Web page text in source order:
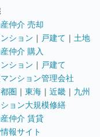
仲介 売却
ション ｜ 戸建て ｜ 土地
仲介 購入
ション ｜ 戸建て
ンション管理会社
圏 ｜ 東海 ｜ 近畿 ｜ 九州
ョン大規模修繕
仲介 賃貸
報サイト